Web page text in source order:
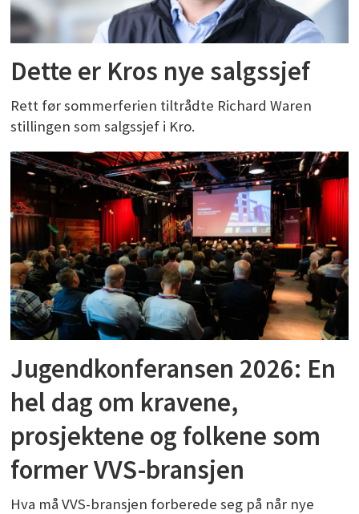
Dette er Kros nye salgssjef
Rett før sommerferien tiltrådte Richard Waren
stillingen som salgssjef i Kro.
Jugendkonferansen 2026: En
hel dag om kravene,
prosjektene og folkene som
former VVS-bransjen
Hva må VVS-bransjen forberede seg på når nye